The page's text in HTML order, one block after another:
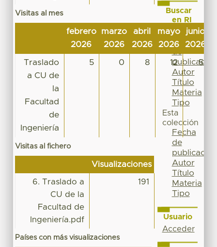
Visitas al mes
febrero
2026
marzo
2026
abril
2026
mayo
2026
junio
2026
Traslado
a CU de
la
Facultad
de
Ingeniería
5 0 8 12 5
Visitas al fichero
Visualizaciones
6. Traslado a
CU de la
Facultad de
Ingeniería.pdf
191
Países con más visualizaciones
Buscar
en RI
Por
Fecha
de
publicación
Autor
Título
Materia
Tipo
Esta
colección
Fecha
de
publicación
Autor
Título
Materia
Tipo
Usuario
Acceder